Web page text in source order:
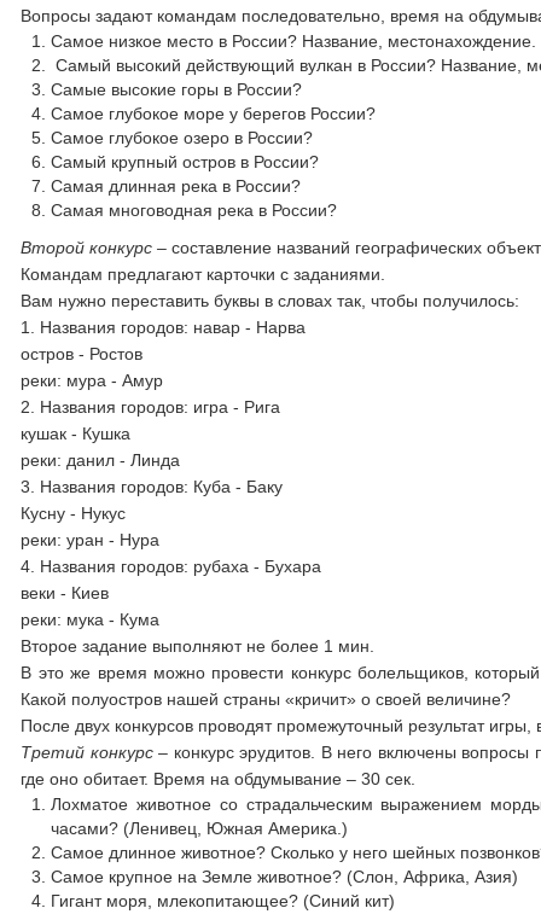
Вопросы задают командам последовательно, время на
Самое низкое место в России? Название, местонахождение.
Самый высокий действующий вулкан в России? Название,
Самые высокие горы в России?
Самое глубокое море у берегов России?
Самое глубокое озеро в России?
Самый крупный остров в России?
Самая длинная река в России?
Самая многоводная река в России?
Второй конкурс –составление названий географических
Командам предлагают карточки с заданиями.
Вам нужно переставить буквы в словах так, чтобы получилось:
1. Названия городов: навар - Нарва
остров - Ростов
реки: мура - Амур
2. Названия городов: игра - Рига
кушак - Кушка
реки: данил - Линда
3. Названия городов: Куба - Баку
Кусну - Нукус
реки: уран - Нура
4. Названия городов: рубаха - Бухара
веки - Киев
реки: мука - Кума
Второе задание выполняют не более 1 мин.
В это же время можно провести конкурс болельщиков,
Какой полуостров нашей страны «кричит» о своей величине?
После двух конкурсов проводят промежуточный результат
Третий конкурс – конкурс эрудитов. В него включены
где оно обитает. Время на обдумывание – 30 сек.
Лохматое животное со страдальческим выражением
часами? (Ленивец, Южная Америка.)
Самое длинное животное? Сколько у него шейных
Самое крупное на Земле животное? (Слон, Африка, Азия)
Гигант моря, млекопитающее? (Синий кит)